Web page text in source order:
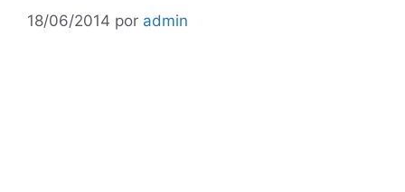
18/06/2014 por admin